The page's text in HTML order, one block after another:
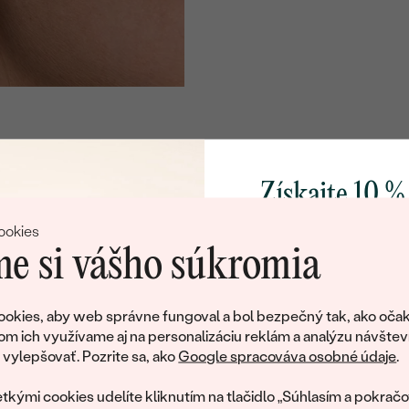
si vášho súkromia
aby web správne fungoval a bol bezpečný tak, ako
ich využívame aj na personalizáciu reklám a analýzu
Pozrite sa, ako Google spracováva osobné údaje.
cookies udelíte kliknutím na tlačidlo „Súhlasím a
ale tento šperk si už svojích majiteľov
množstvo podobných produktov. Pokiaľ chcete byť
šperku, nechajte nám svoj e-mail.
Získajte 10
poctivo vyrábaných
Ako darček na
obratom pošleme